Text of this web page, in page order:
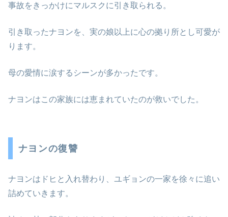
事故をきっかけにマルスクに引き取られる。
引き取ったナヨンを、実の娘以上に心の拠り所とし可愛が
ります。
母の愛情に涙するシーンが多かったです。
ナヨンはこの家族には恵まれていたのが救いでした。
ナヨンの復讐
ナヨンはドヒと入れ替わり、ユギョンの一家を徐々に追い
詰めていきます。